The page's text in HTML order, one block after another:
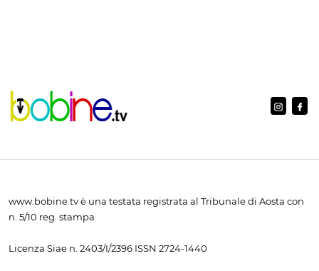
www.bobine.tv è una testata registrata al Tribunale di Aosta con
n. 5/10 reg. stampa
Licenza Siae n. 2403/I/2396 ISSN 2724-1440